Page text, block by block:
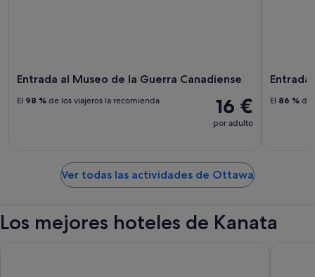
Entrada al Museo de la Guerra Canadiense
16 €
por adulto
El 98 % de los viajeros la recomienda
Entrada
El 86 % de
Ver todas las actividades de Ottawa
Los mejores hoteles de Kanata